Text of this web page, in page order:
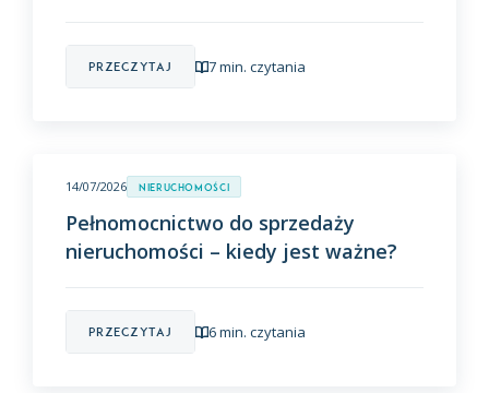
Przeczytaj 7 min. czytania
14/07/2026 Nieruchomości
Pełnomocnictwo do sprzedaży
nieruchomości – kiedy jest ważne?
Przeczytaj 6 min. czytania